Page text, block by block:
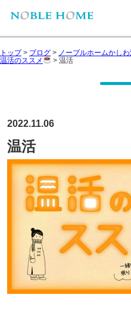
トップ> ブログ > ノーブルホームかし
温活のススメ
> 温活
2022.11.06
温活